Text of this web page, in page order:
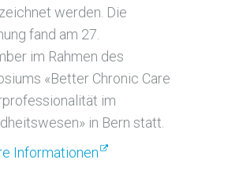
werden. Die
fand am 27.
im Rahmen des
«Better Chronic Care
im
in Bern statt.
Informationen